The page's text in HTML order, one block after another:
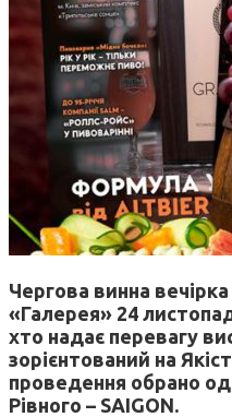
Чергова винна
«Галерея» 24
хто надає перевагу
зорієнтований на
проведення обрано
Рівного – SAIGON.